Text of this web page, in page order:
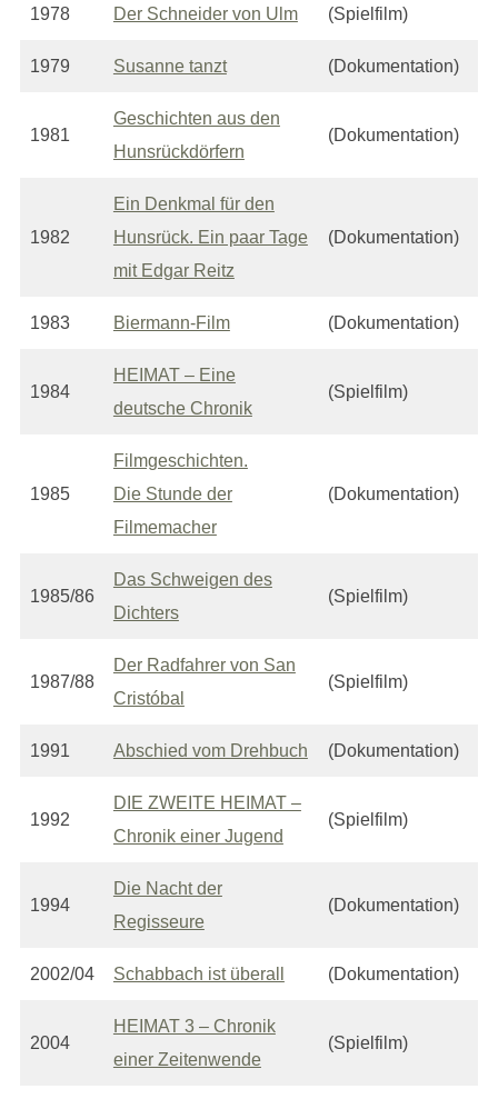
1978 Der Schneider von Ulm (Spielfilm)
1979 Susanne tanzt (Dokumentation)
1981
Geschichten aus den
Hunsrückdörfern
(Dokumentation)
1982
Ein Denkmal für den
Hunsrück. Ein paar Tage
mit Edgar Reitz
(Dokumentation)
1983 Biermann-Film (Dokumentation)
1984
HEIMAT – Eine
deutsche Chronik
(Spielfilm)
1985
Filmgeschichten.
Die Stunde der
Filmemacher
(Dokumentation)
1985/86
Das Schweigen des
Dichters
(Spielfilm)
1987/88
Der Radfahrer von San
Cristóbal
(Spielfilm)
1991 Abschied vom Drehbuch (Dokumentation)
1992
DIE ZWEITE HEIMAT –
Chronik einer Jugend
(Spielfilm)
1994
Die Nacht der
Regisseure
(Dokumentation)
2002/04 Schabbach ist überall (Dokumentation)
2004
HEIMAT 3 – Chronik
einer Zeitenwende
(Spielfilm)